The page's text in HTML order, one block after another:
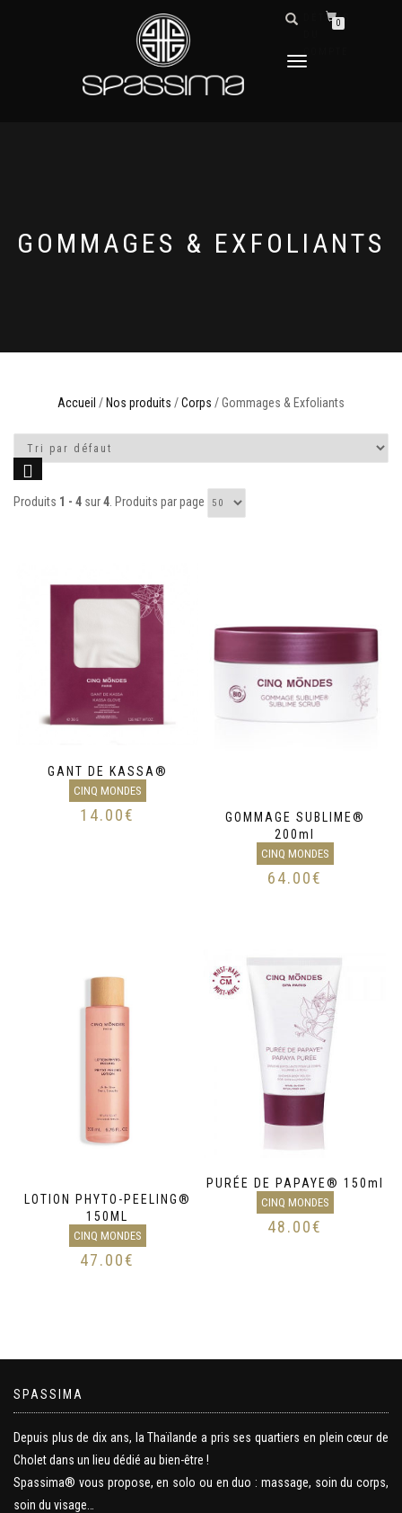
DÉPLIER
DÉTAILS
0
GOMMAGES & EXFOLIANTS
Accueil / Nos produits /Corps / Gommages & Exfoliants
Produits 1 - 4 sur4. Produits par page
GANT DE KASSA®
CINQ MONDES
14.00€
GOMMAGE SUBLIME®
200ml
CINQ MONDES
64.00€
LOTION PHYTO-PEELING®
150ML
CINQ MONDES
47.00€
PURÉE DE PAPAYE® 150ml
CINQ MONDES
48.00€
SPASSIMA
Depuis plus de dix ans, la Thaïlande a pris ses quartiers en plein cœur de
Cholet dans un lieu dédié au bien-être !
Spassima® vous propose, en solo ou en duo : massage, soin du corps,
soin du visage…